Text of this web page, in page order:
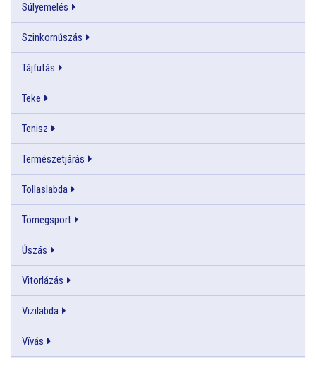
Súlyemelés
Szinkornúszás
Tájfutás
Teke
Tenisz
Természetjárás
Tollaslabda
Tömegsport
Úszás
Vitorlázás
Vizilabda
Vívás